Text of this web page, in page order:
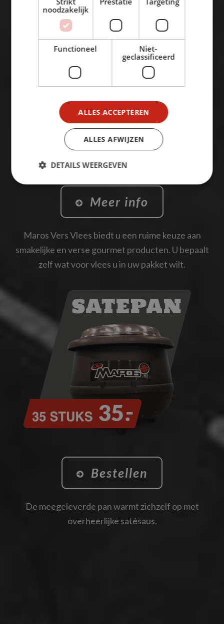
Meer info
Maros Vers Vlees biedt u een ruime keuze aan
smakelijke en verse gourmet producten. U bepaalt
zelf wat voor vlees u in uw pakket wilt.
Bestellen
De meegeleverde pan warmt zichzelf op met
overheerlijke satésaus.
noodzakelijk
Functioneel
Niet-
geclassificeerd
ALLES ACCEPTEREN
ALLES AFWIJZEN
DETAILS WEERGEVEN